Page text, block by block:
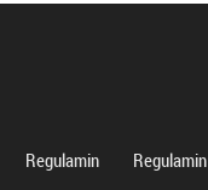
Regulamin